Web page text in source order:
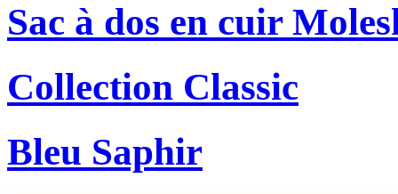
Sac à dos en cuir
Collection Classic
Bleu Saphir